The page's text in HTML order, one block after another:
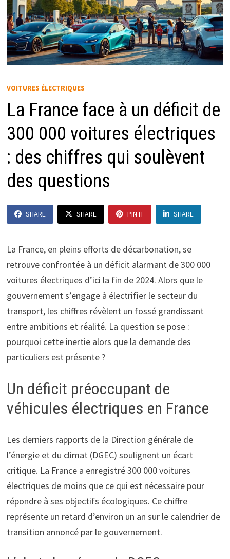
VOITURES ÉLECTRIQUES
La France face à un déficit de
300 000 voitures électriques
: des chiffres qui soulèvent
des questions
SHARE SHARE PIN IT SHARE
La France, en pleins efforts de décarbonation, se
retrouve confrontée à un déficit alarmant de 300 000
voitures électriques d’ici la fin de 2024. Alors que le
gouvernement s’engage à électrifier le secteur du
transport, les chiffres révèlent un fossé grandissant
entre ambitions et réalité. La question se pose :
pourquoi cette inertie alors que la demande des
particuliers est présente ?
Un déficit préoccupant de
véhicules électriques en France
Les derniers rapports de la Direction générale de
l’énergie et du climat (DGEC) soulignent un écart
critique. La France a enregistré 300 000 voitures
électriques de moins que ce qui est nécessaire pour
répondre à ses objectifs écologiques. Ce chiffre
représente un retard d’environ un an sur le calendrier de
transition annoncé par le gouvernement.